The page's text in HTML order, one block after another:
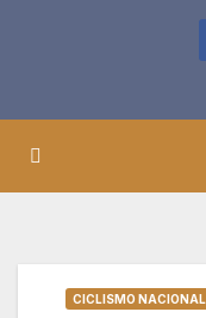
CICLISMO NACIONAL